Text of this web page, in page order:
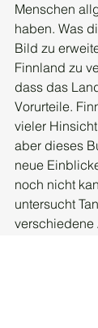
Menschen
haben. Was
Bild zu
Finnland zu
dass das
Vorurteile.
vieler
aber dieses
neue
noch nicht
untersucht
verschiedene